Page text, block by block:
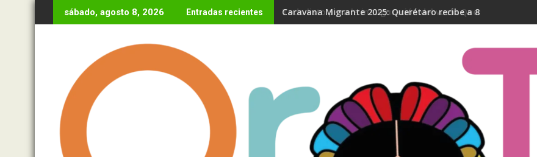
al
sábado, agosto 8, 2026 Entradas recientes Todo listo para la inauguración del vuelo Querétaro- Madrid